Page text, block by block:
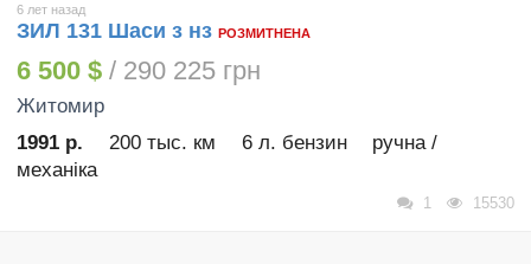
6 лет назад
ЗИЛ 131 Шаси з нз РОЗМИТНЕНА
6 500 $ / 290 225 грн
Житомир
1991 р.
200 тыс. км 6 л. бензин
ручна /
механіка
1 15530